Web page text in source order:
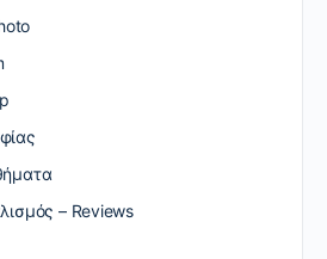
– Reviews